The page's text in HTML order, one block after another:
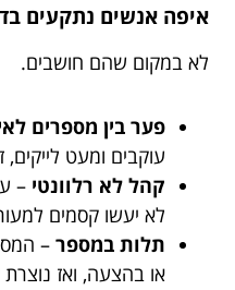
איפה אנשים נתקעים
לא במקום שהם חושבים.
פער בין מספרים
עוקבים ומעט לייקים,
קהל לא רלוונטי –
לא יעשו קסמים
תלות במספר –
או בהצעה, ואז